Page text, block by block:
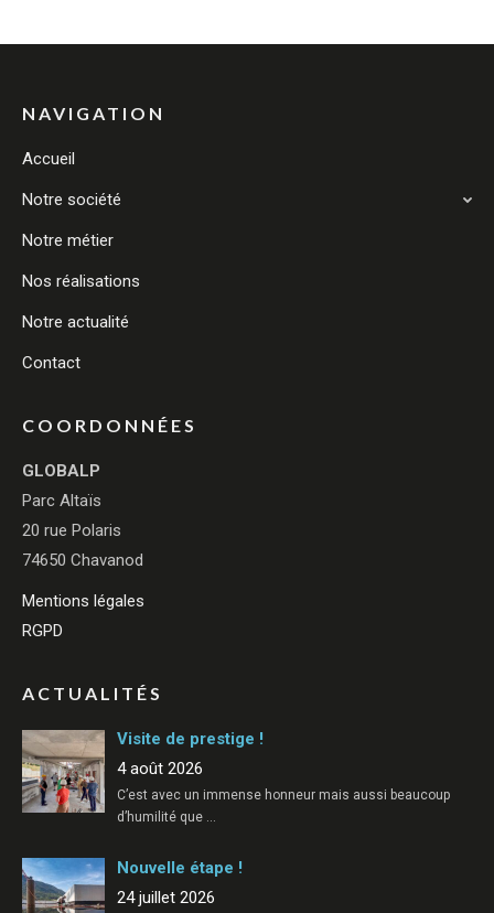
NAVIGATION
Accueil
Notre société
Notre métier
Nos réalisations
Notre actualité
Contact
COORDONNÉES
GLOBALP
Parc Altaïs
20 rue Polaris
74650 Chavanod
Mentions légales
RGPD
ACTUALITÉS
Visite de prestige !
4 août 2026
C’est avec un immense honneur mais aussi beaucoup
d’humilité que …
Nouvelle étape !
24 juillet 2026